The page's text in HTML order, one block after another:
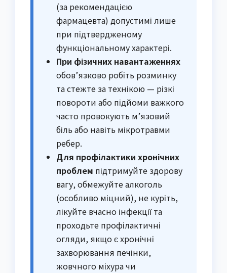
(за рекомендацією
фармацевта) допустимі лише
при підтвердженому
функціональному характері.
При фізичних навантаженнях
обов’язково робіть розминку
та стежте за технікою — різкі
повороти або підйоми важкого
часто провокують м’язовий
біль або навіть мікротравми
ребер.
Для профілактики хронічних
проблем підтримуйте здорову
вагу, обмежуйте алкоголь
(особливо міцний), не куріть,
лікуйте вчасно інфекції та
проходьте профілактичні
огляди, якщо є хронічні
захворювання печінки,
жовчного міхура чи